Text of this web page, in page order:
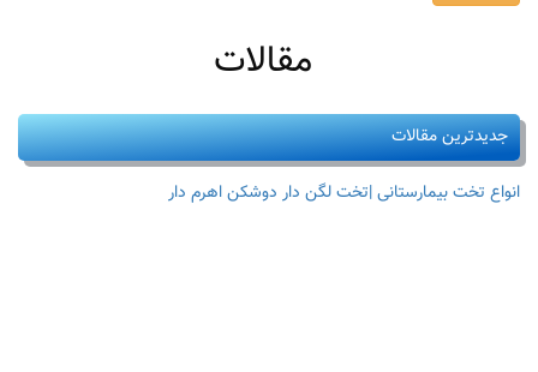
مقالات
جدیدترین مقالات
انواع تخت بیمارستانی |تخت لگن دار دوشکن اهرم دار